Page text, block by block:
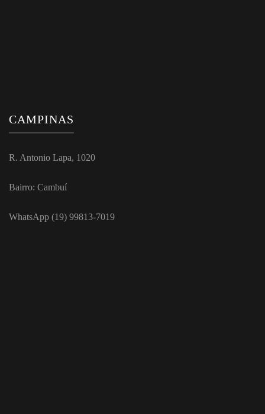
CAMPINAS
R. Antonio Lapa, 1020
Bairro: Cambuí
WhatsApp (19) 99813-7019